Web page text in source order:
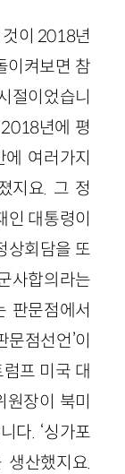
이 2018년
이켜보면 참
절이었습니
년에 평
여러가지
지요. 그 정
인 대통령이
상회담을 또
사합의라는
판문점에서
점선언’이
프 미국 대
원장이 북미
다. ‘싱가포
생산했지요.